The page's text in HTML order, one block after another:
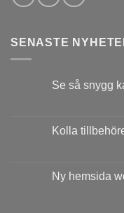
SENASTE
Se så snygg
Kolla
Ny hemsida